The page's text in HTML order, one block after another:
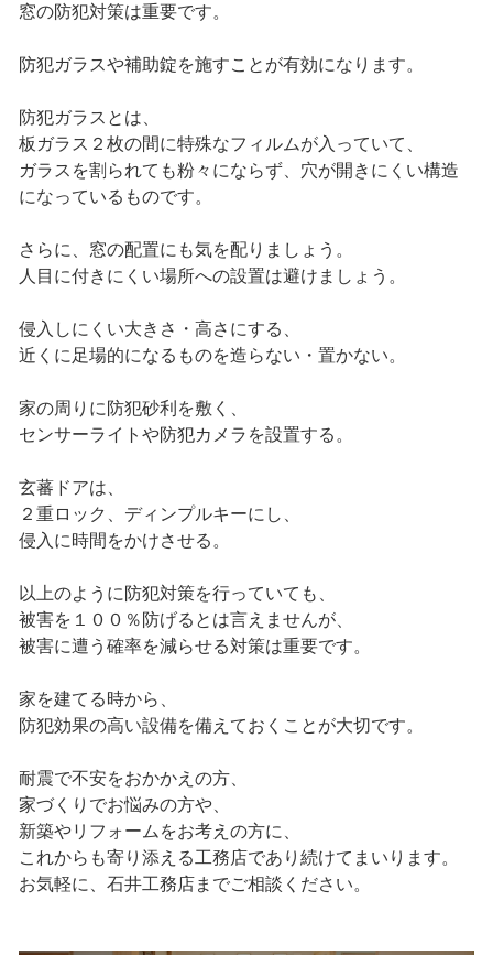
窓の防犯対策は重要です。
防犯ガラスや補助錠を施すことが有効になります。
防犯ガラスとは、
板ガラス２枚の間に特殊なフィルムが入っていて、
ガラスを割られても粉々にならず、穴が開きにくい構造
になっているものです。
さらに、窓の配置にも気を配りましょう。
人目に付きにくい場所への設置は避けましょう。
侵入しにくい大きさ・高さにする、
近くに足場的になるものを造らない・置かない。
家の周りに防犯砂利を敷く、
センサーライトや防犯カメラを設置する。
玄蕃ドアは、
２重ロック、ディンプルキーにし、
侵入に時間をかけさせる。
以上のように防犯対策を行っていても、
被害を１００％防げるとは言えませんが、
被害に遭う確率を減らせる対策は重要です。
家を建てる時から、
防犯効果の高い設備を備えておくことが大切です。
耐震で不安をおかかえの方、
家づくりでお悩みの方や、
新築やリフォームをお考えの方に、
これからも寄り添える工務店であり続けてまいります。
お気軽に、石井工務店までご相談ください。